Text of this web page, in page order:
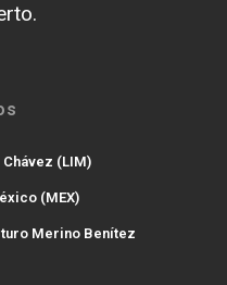
(LIM)
(MEX)
Merino Benítez